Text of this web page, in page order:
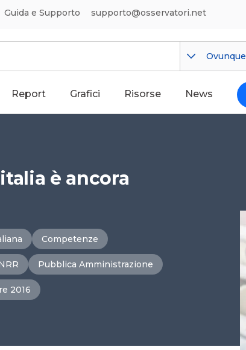
Guida e Supporto supporto@osservatori.net
Ovunque
Report Grafici Risorse News
è ancora
Competenze
Pubblica Amministrazione
2016